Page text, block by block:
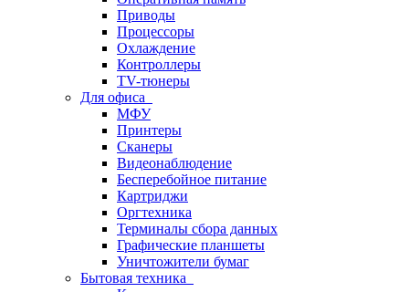
Приводы
Процессоры
Охлаждение
Контроллеры
TV-тюнеры
Для офиса
МФУ
Принтеры
Сканеры
Видеонаблюдение
Бесперебойное питание
Картриджи
Оргтехника
Терминалы сбора данных
Графические планшеты
Уничтожители бумаг
Бытовая техника